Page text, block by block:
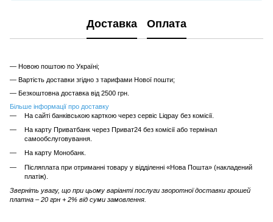
Доставка Оплата
— Новою поштою по Україні;
— Вартість доставки згідно з тарифами Нової пошти;
— Безкоштовна доставка від 2500 грн.
Більше інформації про доставку
На сайті банківською карткою через сервіс Liqpay без комісії.
На карту Приватбанк через Приват24 без комісії або термінал
самообслуговування.
На карту Монобанк.
Післяплата при отриманні товару у відділенні «Нова Пошта» (накладений
платіж).
Зверніть увагу, що при цьому варіанті послуги зворотної доставки грошей
платна – 20 грн + 2% від суми замовлення.